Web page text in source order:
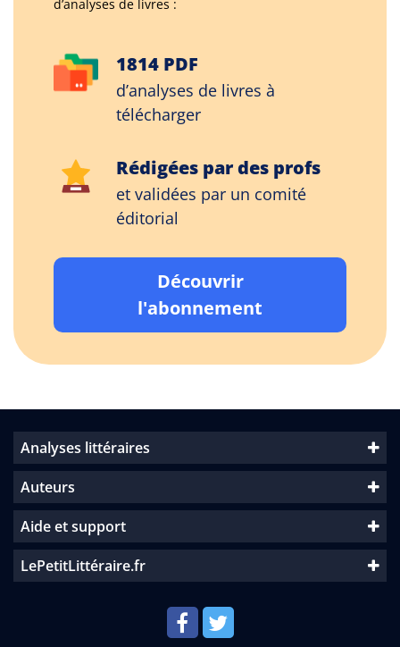
d’analyses de livres :
1814 PDF
d’analyses de livres à
télécharger
Rédigées par des profs
et validées par un comité
éditorial
Découvrir
l'abonnement
Analyses littéraires
Auteurs
Aide et support
LePetitLittéraire.fr